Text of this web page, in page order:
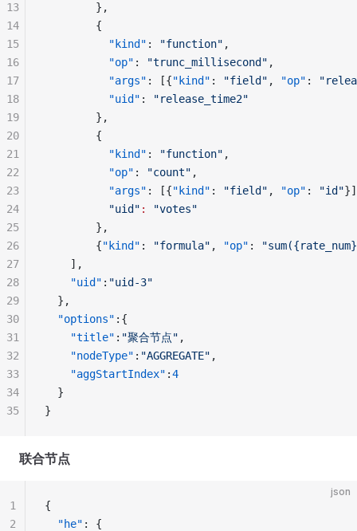
        },
        {
          "kind"
: "function" ,
          "op"
: "trunc_millisecond" ,
          "args"
: [{"kind" : "field" , "op" :
          "uid"
:
"release_time2"
        },
        {
          "kind"
: "function" ,
          "op"
: "count" ,
          "args"
: [{"kind" : "field" , "op" : "id"}]
          "uid"
:
"votes"
        },
        {
"kind" : "formula" , "op" :
    ],
    "uid"
: "uid-3"
  },
  "options"
:{
    "title"
: "聚合节点" ,
    "nodeType"
: "AGGREGATE" ,
    "aggStartIndex"
:4
  }
}
13
14
15
16
17
18
19
20
21
22
23
24
25
26
27
28
29
30
31
32
33
34
35
联合节点
json
{
  "he"
: {
1
2